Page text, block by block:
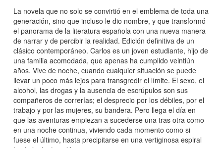
La novela que no solo se convirtió en el emblema de toda una
generación, sino que incluso le dio nombre, y que transformó
el panorama de la literatura española con una nueva manera
de narrar y de percibir la realidad. Edición definitiva de un
clásico contemporáneo. Carlos es un joven estudiante, hijo de
una familia acomodada, que apenas ha cumplido veintiún
años. Vive de noche, cuando cualquier situación se puede
llevar un poco más lejos para transgredir el límite. El sexo, el
alcohol, las drogas y la ausencia de escrúpulos son sus
compañeros de correrías; el desprecio por los débiles, por el
trabajo y por las mujeres, su bandera. Pero llega el día en
que las aventuras empiezan a sucederse una tras otra como
en una noche continua, viviendo cada momento como si
fuese el último, hasta precipitarse en una vertiginosa espiral